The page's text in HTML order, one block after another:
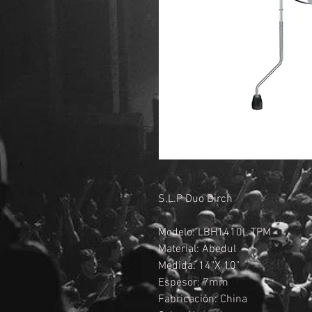
S.L.P Duo Birch
Modelo: LBH1410L TPM
Material: Abedul
Medida: 14"X 10"
Espesor: 7mm
Fabricación: China